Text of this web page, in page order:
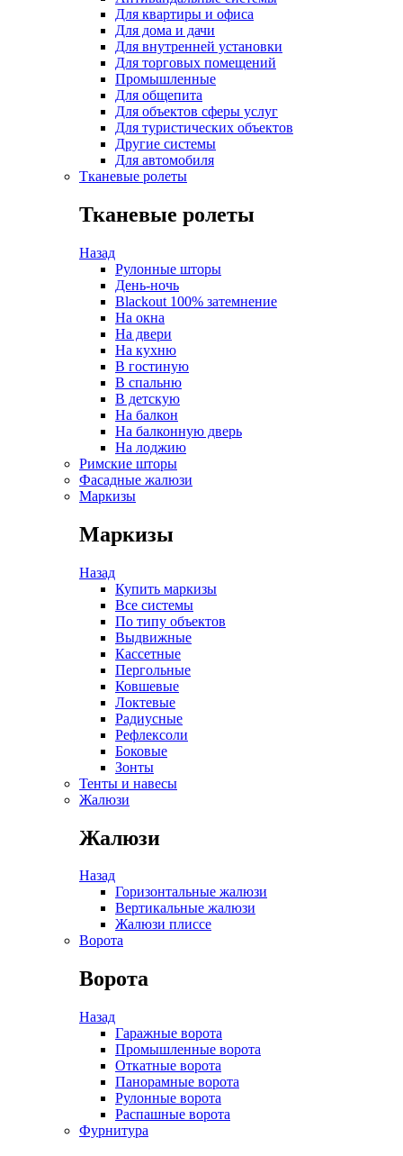
Для квартиры и офиса
Для дома и дачи
Для внутренней установки
Для торговых помещений
Промышленные
Для общепита
Для объектов сферы услуг
Для туристических объектов
Другие системы
Для автомобиля
Тканевые ролеты
Тканевые ролеты
Назад
Рулонные шторы
День-ночь
Blackout 100% затемнение
На окна
На двери
На кухню
В гостиную
В спальню
В детскую
На балкон
На балконную дверь
На лоджию
Римские шторы
Фасадные жалюзи
Маркизы
Маркизы
Назад
Купить маркизы
Все системы
По типу объектов
Выдвижные
Кассетные
Пергольные
Ковшевые
Локтевые
Радиусные
Рефлексоли
Боковые
Зонты
Тенты и навесы
Жалюзи
Жалюзи
Назад
Горизонтальные жалюзи
Вертикальные жалюзи
Жалюзи плиссе
Ворота
Ворота
Назад
Гаражные ворота
Промышленные ворота
Откатные ворота
Панорамные ворота
Рулонные ворота
Распашные ворота
Фурнитура